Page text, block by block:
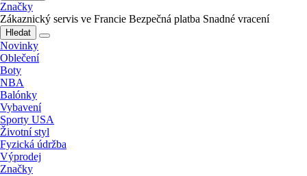
Značky
Zákaznický servis ve Francie Bezpečná platba Snadné vracení
Hledat
Novinky
Oblečení
Boty
NBA
Balónky
Vybavení
Sporty USA
Životní styl
Fyzická údržba
Výprodej
Značky